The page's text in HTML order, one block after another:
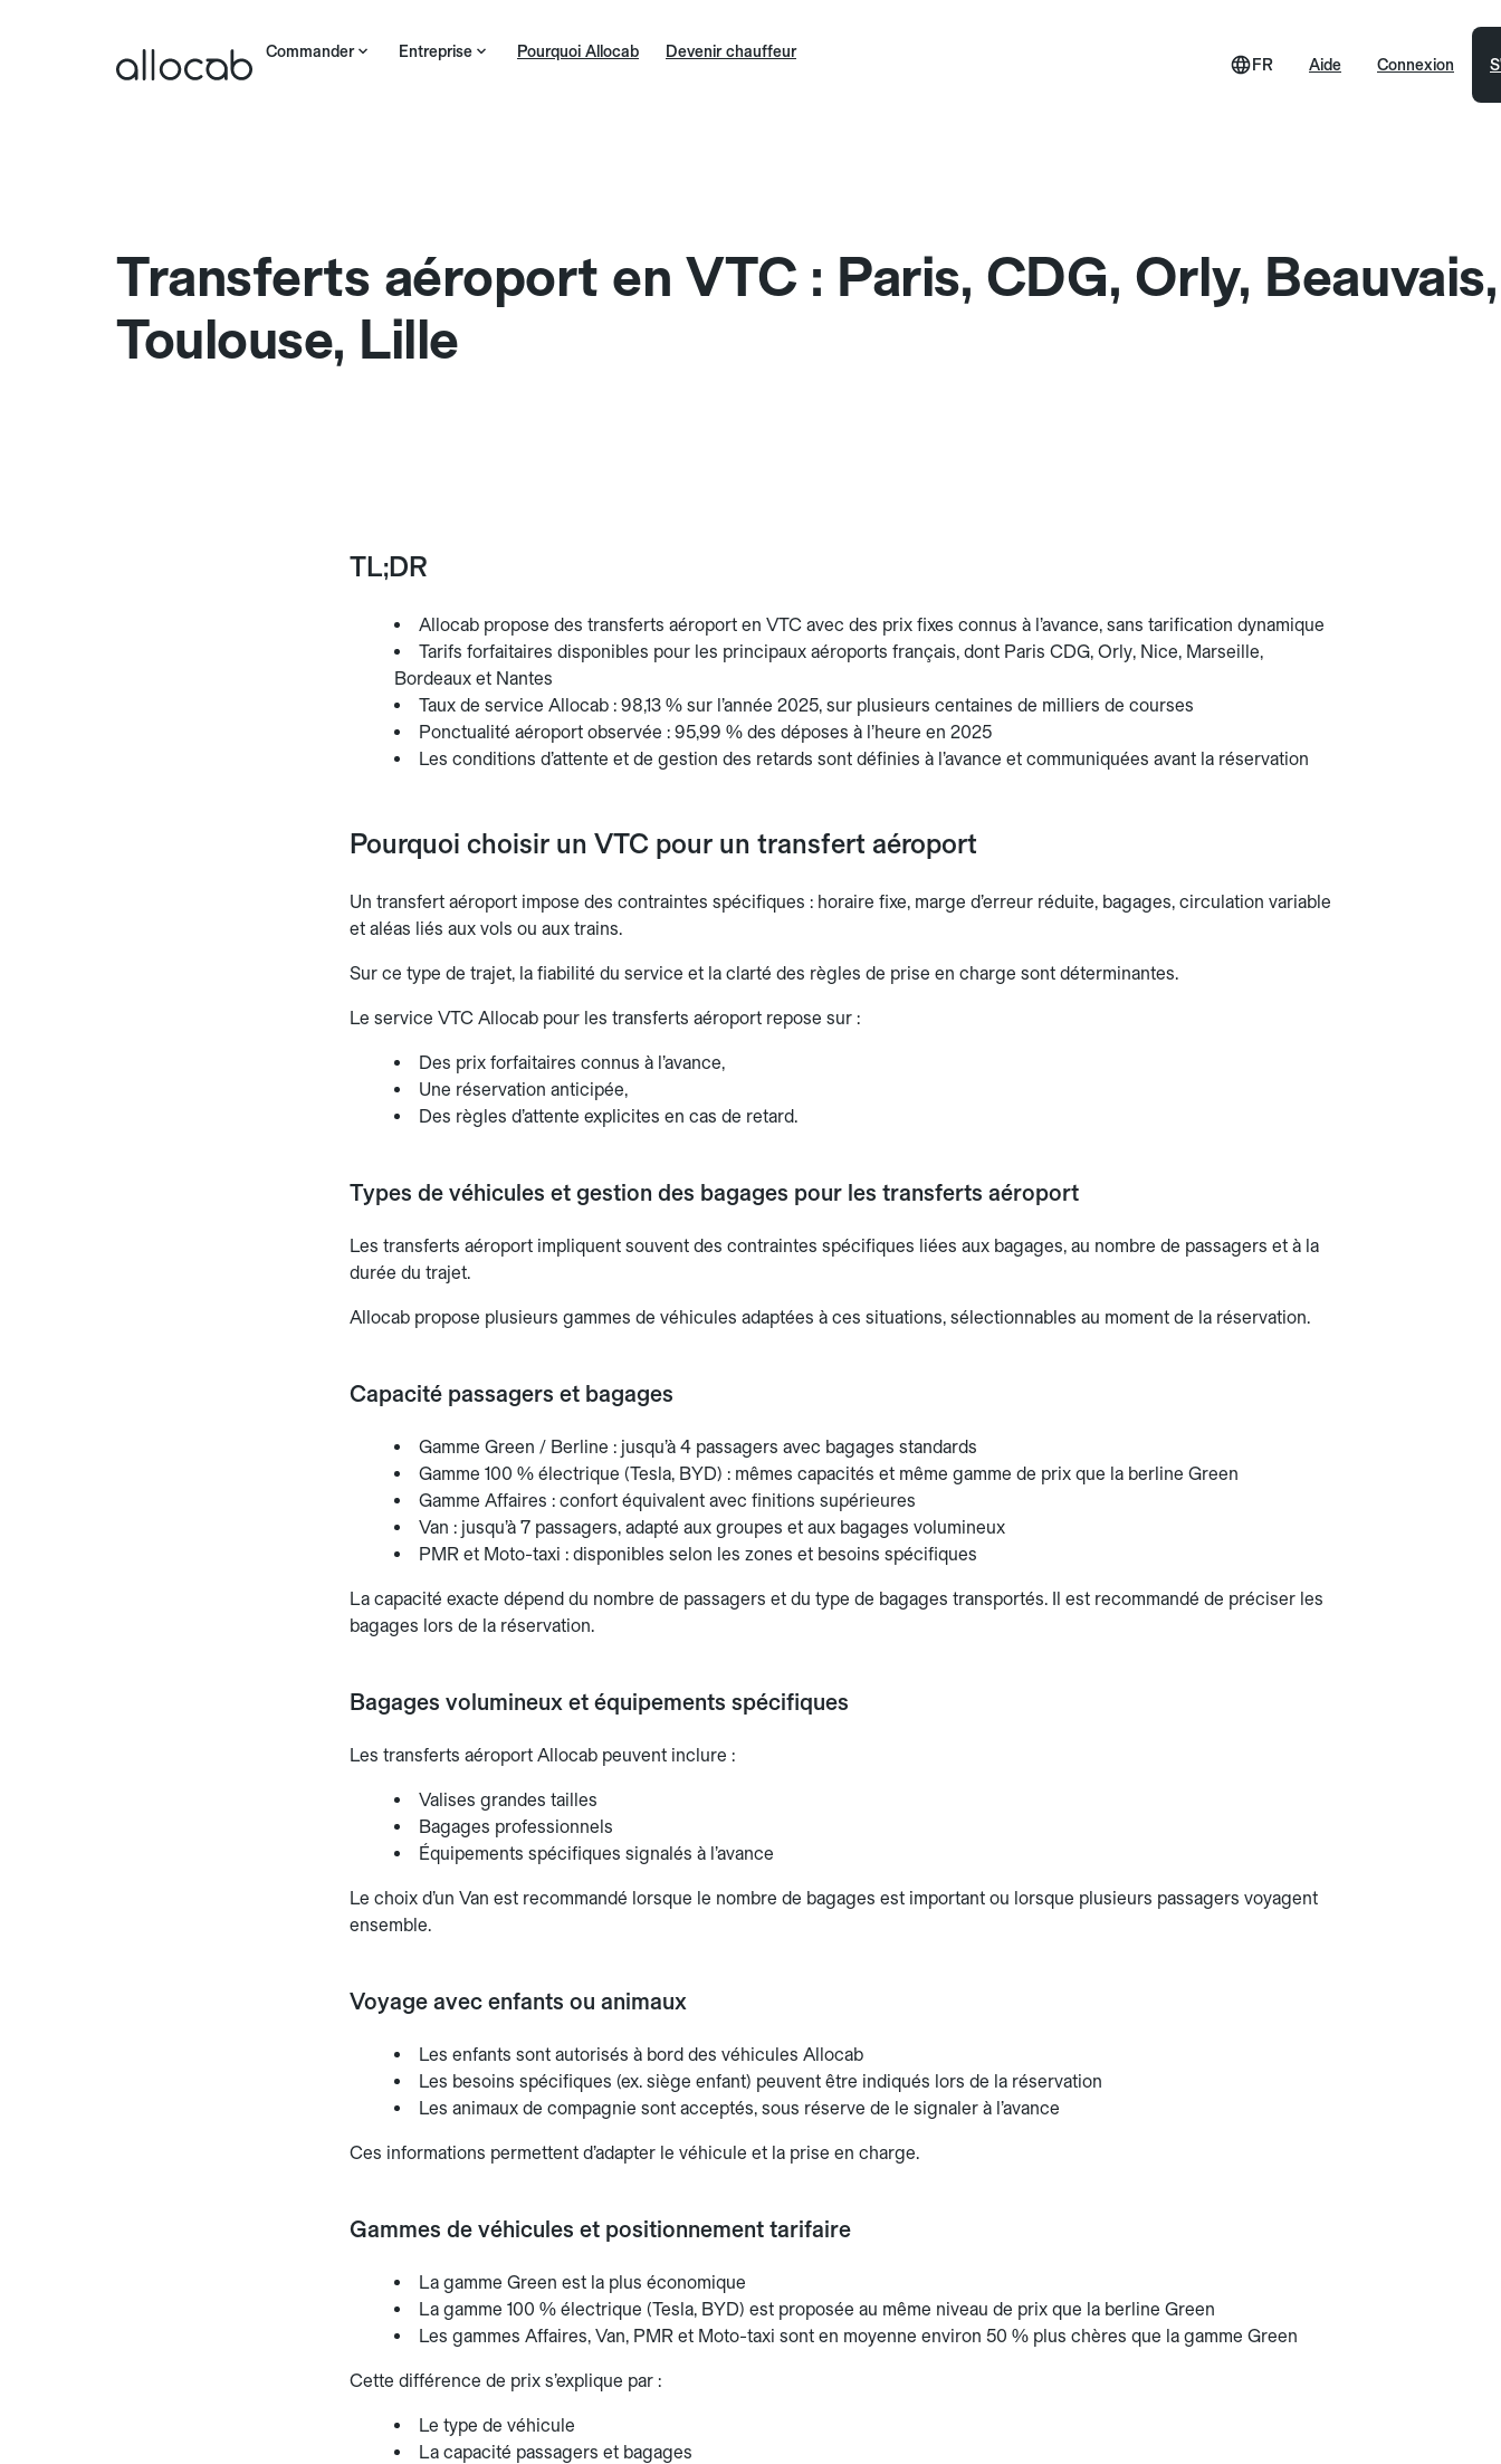
Commander Entreprise Pourquoi Allocab Devenir chauffeur
Aide
FR Connexion
Transferts aéroport en VTC : Paris, CDG, Orly, Beauvais,
Toulouse, Lille
TL;DR
Allocab propose des transferts aéroport en VTC avec des prix fixes connus à l’avance, sans tarification dynamique
Tarifs forfaitaires disponibles pour les principaux aéroports français, dont Paris CDG, Orly, Nice, Marseille,
Bordeaux et Nantes
Taux de service Allocab : 98,13 % sur l’année 2025, sur plusieurs centaines de milliers de courses
Ponctualité aéroport observée : 95,99 % des déposes à l’heure en 2025
Les conditions d’attente et de gestion des retards sont définies à l’avance et communiquées avant la réservation
Pourquoi choisir un VTC pour un transfert aéroport
Un transfert aéroport impose des contraintes spécifiques : horaire fixe, marge d’erreur réduite, bagages, circulation variable
et aléas liés aux vols ou aux trains.
Sur ce type de trajet, la fiabilité du service et la clarté des règles de prise en charge sont déterminantes.
Le service VTC Allocab pour les transferts aéroport repose sur :
Des prix forfaitaires connus à l’avance,
Une réservation anticipée,
Des règles d’attente explicites en cas de retard.
Types de véhicules et gestion des bagages pour les transferts aéroport
Les transferts aéroport impliquent souvent des contraintes spécifiques liées aux bagages, au nombre de passagers et à la
durée du trajet.
Allocab propose plusieurs gammes de véhicules adaptées à ces situations, sélectionnables au moment de la réservation.
Capacité passagers et bagages
Gamme Green / Berline : jusqu’à 4 passagers avec bagages standards
Gamme 100 % électrique (Tesla, BYD) : mêmes capacités et même gamme de prix que la berline Green
Gamme Affaires : confort équivalent avec finitions supérieures
Van : jusqu’à 7 passagers, adapté aux groupes et aux bagages volumineux
PMR et Moto-taxi : disponibles selon les zones et besoins spécifiques
La capacité exacte dépend du nombre de passagers et du type de bagages transportés. Il est recommandé de préciser les
bagages lors de la réservation.
Bagages volumineux et équipements spécifiques
Les transferts aéroport Allocab peuvent inclure :
Valises grandes tailles
Bagages professionnels
Équipements spécifiques signalés à l’avance
Le choix d’un Van est recommandé lorsque le nombre de bagages est important ou lorsque plusieurs passagers voyagent
ensemble.
Voyage avec enfants ou animaux
Les enfants sont autorisés à bord des véhicules Allocab
Les besoins spécifiques (ex. siège enfant) peuvent être indiqués lors de la réservation
Les animaux de compagnie sont acceptés, sous réserve de le signaler à l’avance
Ces informations permettent d’adapter le véhicule et la prise en charge.
Gammes de véhicules et positionnement tarifaire
La gamme Green est la plus économique
La gamme 100 % électrique (Tesla, BYD) est proposée au même niveau de prix que la berline Green
Les gammes Affaires, Van, PMR et Moto-taxi sont en moyenne environ 50 % plus chères que la gamme Green
Cette différence de prix s’explique par :
Le type de véhicule
La capacité passagers et bagages